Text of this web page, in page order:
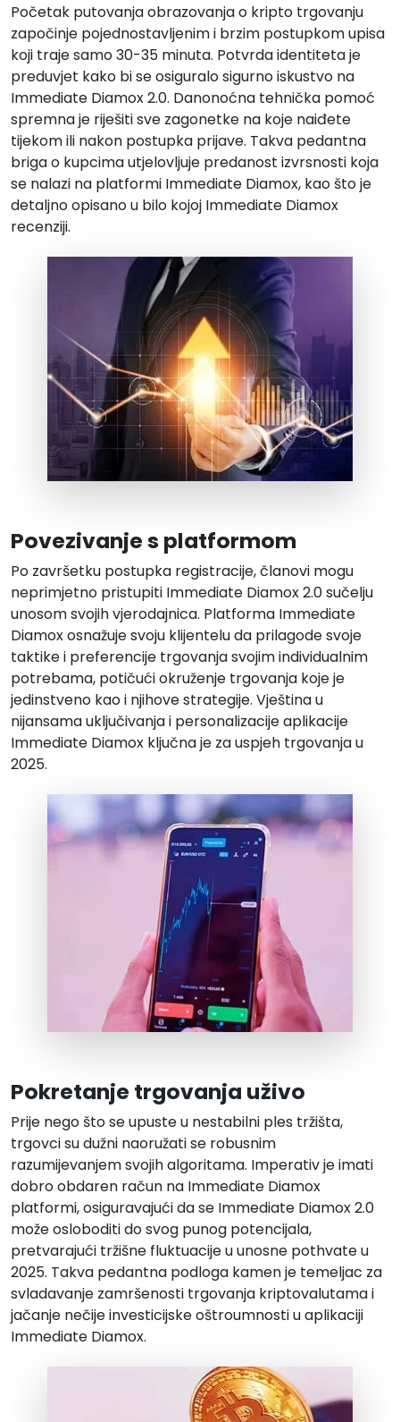
Početak putovanja obrazovanja o kripto trgovanju
započinje pojednostavljenim i brzim postupkom upisa
koji traje samo 30-35 minuta. Potvrda identiteta je
preduvjet kako bi se osiguralo sigurno iskustvo na
Immediate Diamox 2.0. Danonoćna tehnička pomoć
spremna je riješiti sve zagonetke na koje naiđete
tijekom ili nakon postupka prijave. Takva pedantna
briga o kupcima utjelovljuje predanost izvrsnosti koja
se nalazi na platformi Immediate Diamox, kao što je
detaljno opisano u bilo kojoj Immediate Diamox
recenziji.
Povezivanje s platformom
Po završetku postupka registracije, članovi mogu
neprimjetno pristupiti Immediate Diamox 2.0 sučelju
unosom svojih vjerodajnica. Platforma Immediate
Diamox osnažuje svoju klijentelu da prilagode svoje
taktike i preferencije trgovanja svojim individualnim
potrebama, potičući okruženje trgovanja koje je
jedinstveno kao i njihove strategije. Vještina u
nijansama uključivanja i personalizacije aplikacije
Immediate Diamox ključna je za uspjeh trgovanja u
2025.
Pokretanje trgovanja uživo
Prije nego što se upuste u nestabilni ples tržišta,
trgovci su dužni naoružati se robusnim
razumijevanjem svojih algoritama. Imperativ je imati
dobro obdaren račun na Immediate Diamox
platformi, osiguravajući da se Immediate Diamox 2.0
može osloboditi do svog punog potencijala,
pretvarajući tržišne fluktuacije u unosne pothvate u
2025. Takva pedantna podloga kamen je temeljac za
svladavanje zamršenosti trgovanja kriptovalutama i
jačanje nečije investicijske oštroumnosti u aplikaciji
Immediate Diamox.